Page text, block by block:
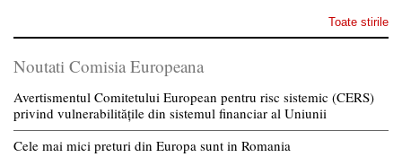
Toate stirile
Noutati Comisia Europeana
Avertismentul Comitetului European pentru risc sistemic (CERS)
privind vulnerabilitățile din sistemul financiar al Uniunii
Cele mai mici preturi din Europa sunt in Romania